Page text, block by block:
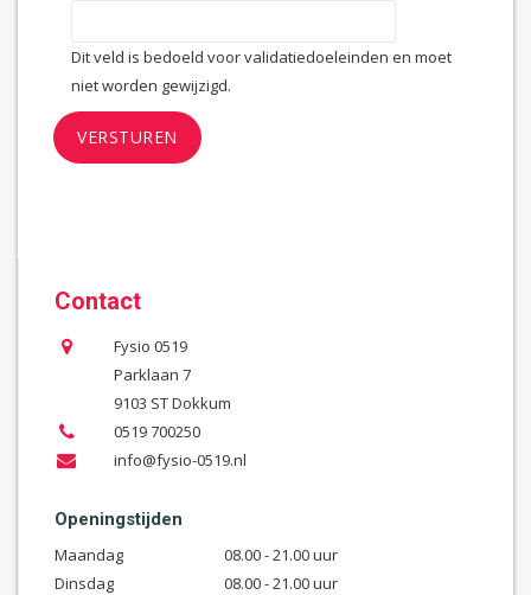
Dit veld is bedoeld voor validatiedoeleinden en moet
niet worden gewijzigd.
Contact
Fysio 0519
Parklaan 7
9103 ST Dokkum
0519 700250
info@fysio-0519.nl
Openingstijden
Maandag
08.00 - 21.00 uur
Dinsdag
08.00 - 21.00 uur